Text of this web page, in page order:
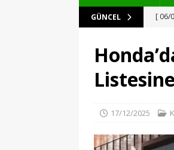
GÜNCEL [ 06/
[ 06/
[ 24/
17/12/2025